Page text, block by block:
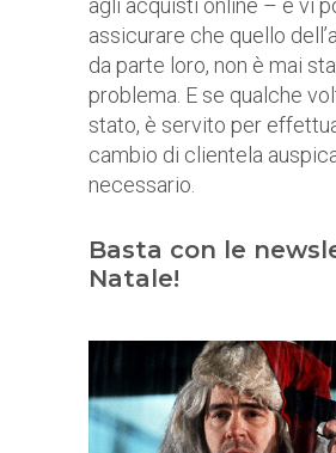
agli acquisti online – e vi
assicurare che quello
da parte loro, non è mai
problema. E se qualche
stato, è servito per
cambio di clientela
necessario.
Basta con le
Natale!